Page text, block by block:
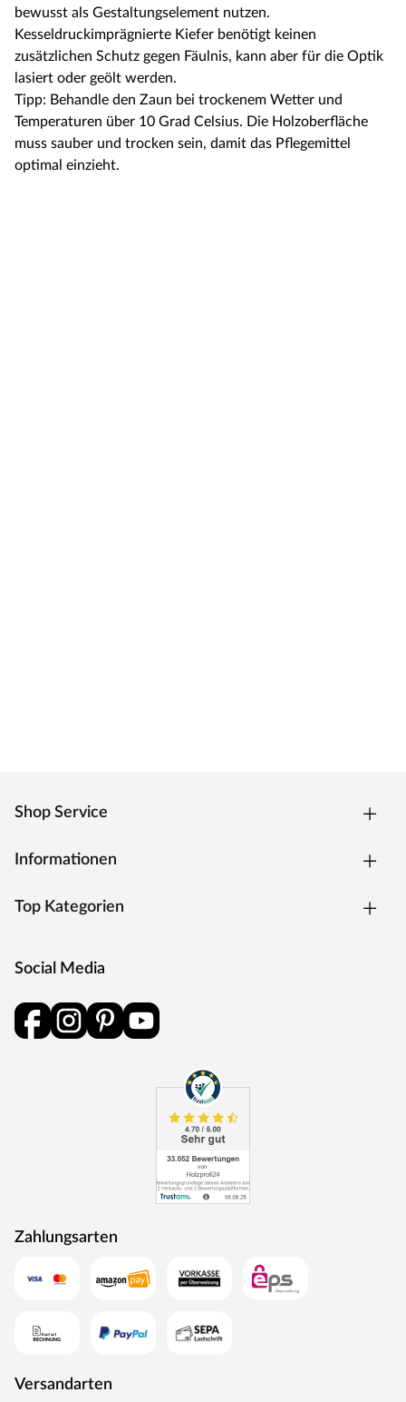
bewusst als Gestaltungselement nutzen.
Kesseldruckimprägnierte Kiefer benötigt keinen
zusätzlichen Schutz gegen Fäulnis, kann aber für die Optik
lasiert oder geölt werden.
Tipp: Behandle den Zaun bei trockenem Wetter und
Temperaturen über 10 Grad Celsius. Die Holzoberfläche
muss sauber und trocken sein, damit das Pflegemittel
optimal einzieht.
Shop Service
Informationen
Top Kategorien
Social Media
Zahlungsarten
Versandarten